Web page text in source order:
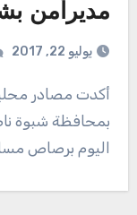
مديرأمن
يوليو 22, 2017
أكدت مصادر محلية، ان مدير امن مديرية رضوم
بمحافظة شبوة
اليوم برصاص